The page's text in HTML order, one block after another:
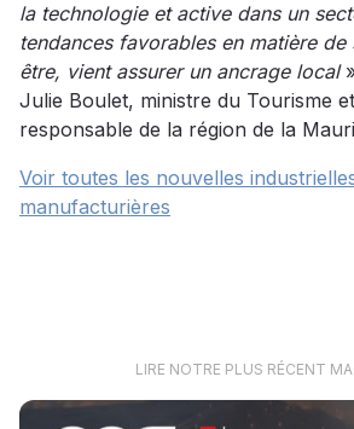
la technologie et active dans un
tendances favorables en matière
être, vient assurer un ancrage local
Julie Boulet, ministre du Tourisme
responsable de la région de la
Voir toutes les nouvelles
manufacturières
LIRE NOTRE PLUS RÉCENT